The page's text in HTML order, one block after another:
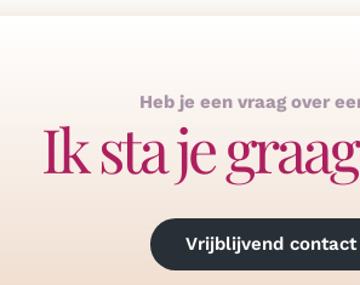
Heb je een vraag over
Ik sta je
Vrijblijvend